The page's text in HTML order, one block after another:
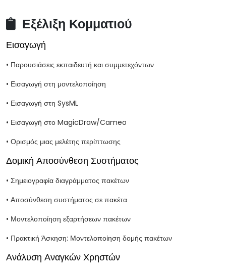
με τις τεχνικές σχεδιάσεις σε όλο τον κύκλο ζωής του
Εξέλιξη Κομματιού
Εισαγωγή
• Παρουσιάσεις εκπαιδευτή και συμμετεχόντων
• Εισαγωγή στη μοντελοποίηση
• Εισαγωγή στη SysML
• Εισαγωγή στο MagicDraw/Cameo
• Ορισμός μιας μελέτης περίπτωσης
Δομική Αποσύνθεση Συστήματος
• Σημειογραφία διαγράμματος πακέτων
• Αποσύνθεση συστήματος σε πακέτα
• Μοντελοποίηση εξαρτήσεων πακέτων
• Πρακτική Άσκηση: Μοντελοποίηση δομής πακέτων
Ανάλυση Αναγκών Χρηστών